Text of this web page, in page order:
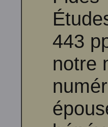
443
notre